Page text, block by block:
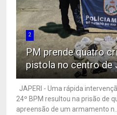
2
PM prende quatro
pistola no centro de
JAPERI - Uma rápida
24º BPM resultou na prisão de
apreensão de um armamento n...